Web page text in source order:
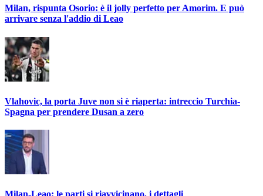
Milan, rispunta Osorio: è il jolly perfetto per Amorim. E può
arrivare senza l'addio di Leao
Vlahovic, la porta Juve non si è riaperta: intreccio Turchia-
Spagna per prendere Dusan a zero